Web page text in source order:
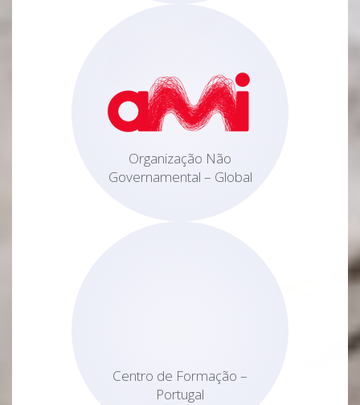
Organização Não
Governamental – Global
Centro de Formação –
Portugal